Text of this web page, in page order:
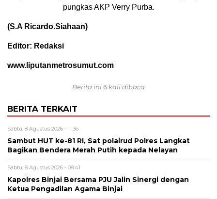
pungkas AKP Verry Purba.
(S.A Ricardo.Siahaan)
Editor: Redaksi
www.liputanmetrosumut.com
Berita ini 6 kali dibaca
BERITA TERKAIT
Sabtu, 8 Agustus 2026 - 11:36
Sambut HUT ke-81 RI, Sat polairud Polres Langkat
Bagikan Bendera Merah Putih kepada Nelayan
Sabtu, 8 Agustus 2026 - 08:41
Kapolres Binjai Bersama PJU Jalin Sinergi dengan
Ketua Pengadilan Agama Binjai